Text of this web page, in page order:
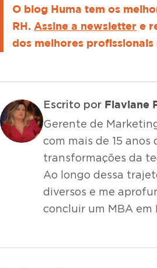
O blog Huma tem os
RH. Assine a newsletter e
dos melhores profissionais
Escrito por Flaviane
Gerente de
com mais de 15
transformações da
Ao longo dessa
diversos e me
concluir um MBA em